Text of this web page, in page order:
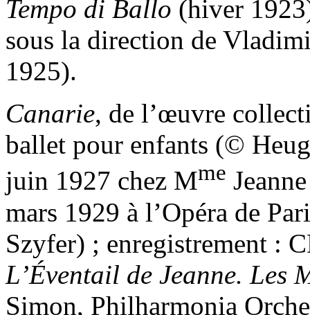
Tempo di Ballo (hiver
sous la direction de
1925).
Canarie, de l’œuvre
ballet pour enfants (©
juin 1927 chez Mme
mars 1929 à l’Opéra de
Szyfer) ; enregistrement :
L’Éventail de Jeanne. Les
Simon, Philharmonia